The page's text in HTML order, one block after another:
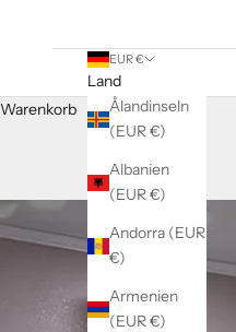
EUR €
Land
Ålandinseln
(EUR €)
Albanien
(EUR €)
Andorra (EUR
€)
Armenien
(EUR €)
Warenkorb